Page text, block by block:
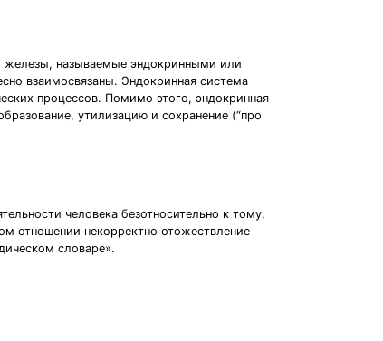
железы, называемые эндокринными или
взаимосвязаны. Эндокринная система
процессов. Помимо этого, эндокринная
утилизацию и сохранение (“про
человека безотносительно к тому,
отношении некорректно отожествление
словаре».